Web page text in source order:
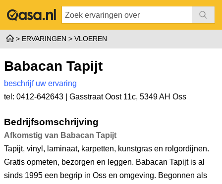
ERVARINGEN VLOEREN
Babacan Tapijt
beschrijf uw ervaring
tel: 0412-642643 | Gasstraat Oost 11c, 5349 AH Oss
Bedrijfsomschrijving
Afkomstig van Babacan Tapijt
Tapijt, vinyl, laminaat, karpetten, kunstgras en rolgordijnen.
Gratis opmeten, bezorgen en leggen. Babacan Tapijt is al
sinds 1995 een begrip in Oss en omgeving. Begonnen als